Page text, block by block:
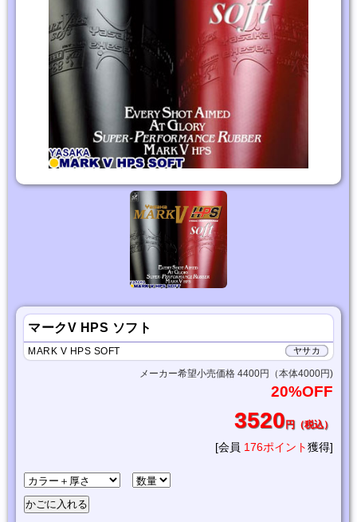
マークV HPS ソフト
ヤサカ
MARK V HPS SOFT
メーカー希望小売価格 4400円（本体4000円)
20%OFF
3520円（税込）
[会員 176ポイント獲得]